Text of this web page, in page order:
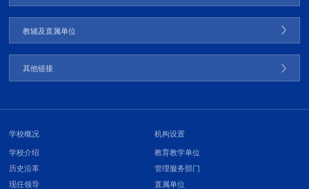
教辅及直属单位
其他链接
学校概况
学校介绍
历史沿革
现任领导
机构设置
教育教学单位
管理服务部门
直属单位